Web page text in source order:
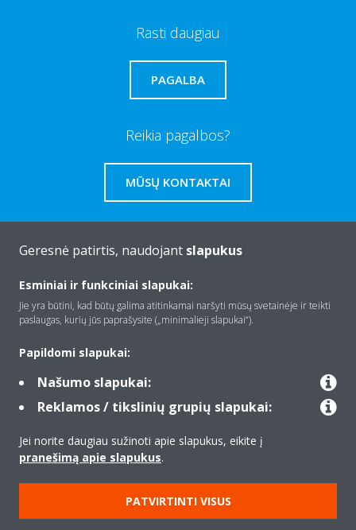
Rasti daugiau
PAGALBA
Reikia pagalbos?
MŪSŲ KONTAKTAI
Apie Daikin
Produktai
Copyright © Daikin
Geresnė patirtis, naudojant slapukus
Esminiai ir funkciniai slapukai:
Jie yra būtini, kad būtų galima atitinkamai naršyti mūsų svetainėje ir teikti
paslaugas, kurių jūs paprašysite („minimalieji slapukai“).
Papildomi slapukai:
Našumo slapukai:
Reklamos / tikslinių grupių slapukai:
Jei norite daugiau sužinoti apie slapukus, eikite į
pranešimą apie slapukus.
PATVIRTINTI VISUS